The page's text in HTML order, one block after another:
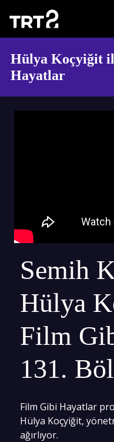
Hülya Koçyiğit
Hayatlar
Semih
Hülya
Film
131.
Film Gibi Hayatlar
Hülya Koçyiğit,
ağırlıyor.